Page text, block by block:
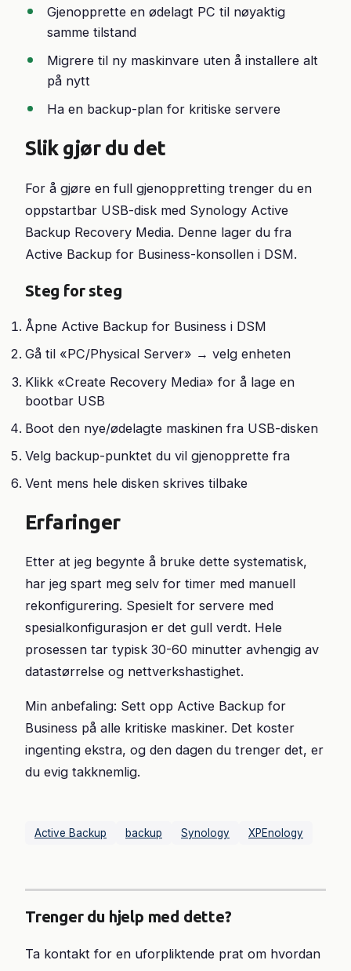
Gjenopprette en ødelagt PC til nøyaktig
samme tilstand
Migrere til ny maskinvare uten å installere alt
på nytt
Ha en backup-plan for kritiske servere
Slik gjør du det
For å gjøre en full gjenoppretting trenger du en
oppstartbar USB-disk med Synology Active
Backup Recovery Media. Denne lager du fra
Active Backup for Business-konsollen i DSM.
Steg for steg
Åpne Active Backup for Business i DSM
Gå til «PC/Physical Server» → velg enheten
Klikk «Create Recovery Media» for å lage en
bootbar USB
Boot den nye/ødelagte maskinen fra USB-disken
Velg backup-punktet du vil gjenopprette fra
Vent mens hele disken skrives tilbake
Erfaringer
Etter at jeg begynte å bruke dette systematisk,
har jeg spart meg selv for timer med manuell
rekonfigurering. Spesielt for servere med
spesialkonfigurasjon er det gull verdt. Hele
prosessen tar typisk 30-60 minutter avhengig av
datastørrelse og nettverkshastighet.
Min anbefaling: Sett opp Active Backup for
Business på alle kritiske maskiner. Det koster
ingenting ekstra, og den dagen du trenger det, er
du evig takknemlig.
Active Backup backup Synology XPEnology
Trenger du hjelp med dette?
Ta kontakt for en uforpliktende prat om hvordan